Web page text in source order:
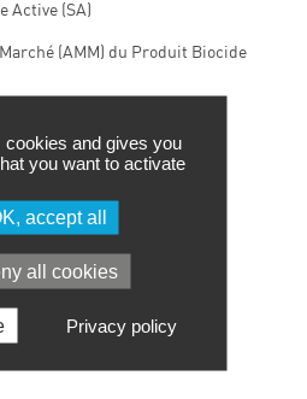
Active (SA)
(AMM) du Produit Biocide
produit unique,
cookies and gives you
you want to activate
accept all
all cookies
Privacy policy